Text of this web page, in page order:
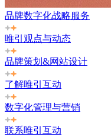
品牌数字化战略服务
唯引观点与动态
品牌策划&网站设计
了解唯引互动
数字化管理与营销
联系唯引互动